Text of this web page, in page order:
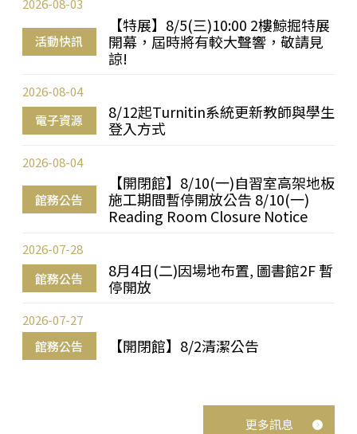
活動快訊
【特展】8/5(三)10:00 2樓鯨掘特展
開幕，屆時將有較大聲響，敬請見
諒!
2026-08-03
電子資源
8/12起Turnitin系統更新教師與學生
登入方式
2026-08-04
館務公告
【開閉館】8/10(一)自習室高架地板
施工期間暫停開放公告 8/10(一)
Reading Room Closure Notice
2026-08-04
館務公告
8月4日(二)因場地布置, 圖書館2F 暫
停開放
2026-07-28
館務公告 【開閉館】8/2清潔公告
2026-07-27
更多訊息